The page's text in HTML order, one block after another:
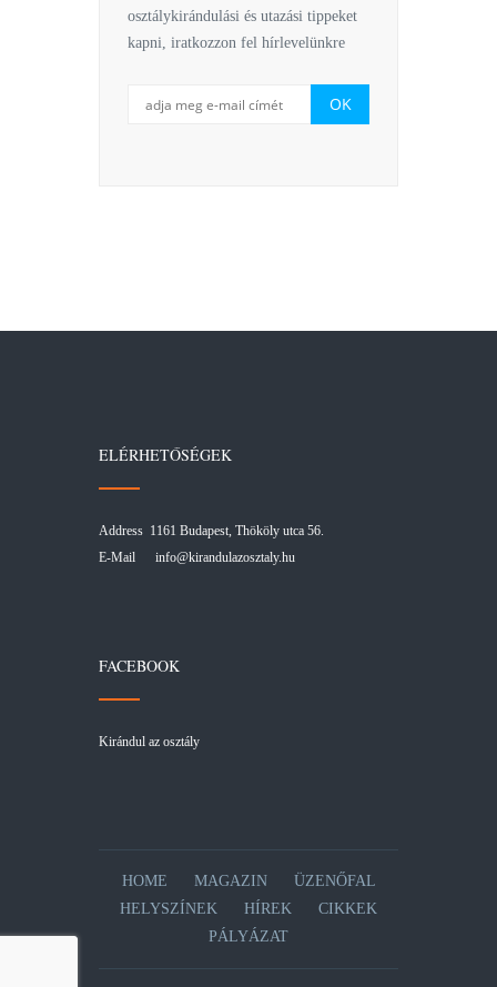
osztálykirándulási és utazási tippeket
kapni, iratkozzon fel hírlevelünkre
ELÉRHETŐSÉGEK
Address 1161 Budapest, Thököly utca 56.
E-Mail info@kirandulazosztaly.hu
FACEBOOK
Kirándul az osztály
HOME MAGAZIN
ÜZENŐFAL
HELYSZÍNEK
HÍREK
CIKKEK
PÁLYÁZAT